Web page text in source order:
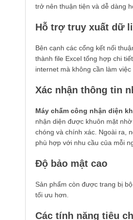
trở nên thuận tiện và dễ dàng
Hỗ trợ truy xuất dữ
Bên cạnh các cổng kết nối
thành file Excel tổng hợp chi
internet mà không cần làm việc
Xác nhận thông tin
Máy chấm công nhận diện
nhận diện được khuôn mặt
chóng và chính xác. Ngoài ra,
phù hợp với nhu cầu của mỗi
Độ bảo mật cao
Sản phẩm còn được trang bị
tối ưu hơn.
Các tính năng tiêu